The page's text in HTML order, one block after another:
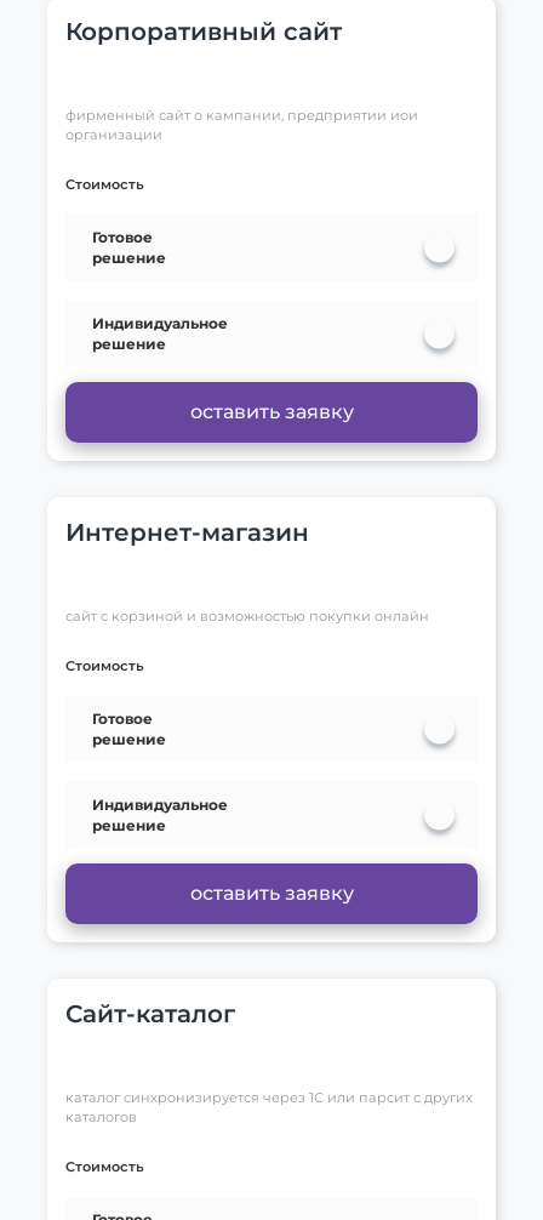
Корпоративный сайт
фирменный сайт о кампании, предприятии иои
организации
Стоимость
Готовое
решение
Индивидуальное
решение
оставить заявку
Интернет-магазин
сайт с корзиной и возможностью покупки онлайн
Стоимость
Готовое
решение
Индивидуальное
решение
оставить заявку
Сайт-каталог
каталог синхронизируется через 1С или парсит с других
каталогов
Стоимость